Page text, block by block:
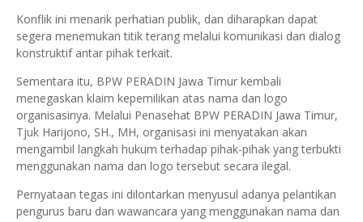
Konflik ini menarik perhatian publik, dan diharapkan dapat
segera menemukan titik terang melalui komunikasi dan dialog
konstruktif antar pihak terkait.
Sementara itu, BPW PERADIN Jawa Timur kembali
menegaskan klaim kepemilikan atas nama dan logo
organisasinya. Melalui Penasehat BPW PERADIN Jawa Timur,
Tjuk Harijono, SH., MH, organisasi ini menyatakan akan
mengambil langkah hukum terhadap pihak-pihak yang terbukti
menggunakan nama dan logo tersebut secara ilegal.
Pernyataan tegas ini dilontarkan menyusul adanya pelantikan
pengurus baru dan wawancara yang menggunakan nama dan